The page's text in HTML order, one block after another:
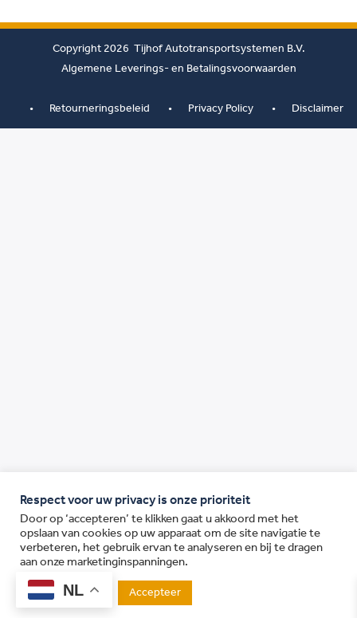
Copyright 2026 Tijhof Autotransportsystemen B.V.
Algemene Leverings- en Betalingsvoorwaarden
Retourneringsbeleid Privacy Policy Disclaimer
Respect voor uw privacy is onze prioriteit
Door op ‘accepteren’ te klikken gaat u akkoord met het
opslaan van cookies op uw apparaat om de site navigatie te
verbeteren, het gebruik ervan te analyseren en bij te dragen
aan onze marketinginspanningen.
Cookie Settings Accepteer
NL